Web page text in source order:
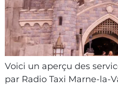
Voici un aperçu des
par Radio Taxi Marne-la-